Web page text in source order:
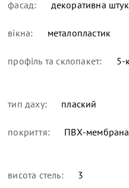
фасад: декоративна
вікна: металопластик
профіль та склопакет: 5-
тип даху: плаский
покриття: ПВХ-мембрана
висота стель: 3